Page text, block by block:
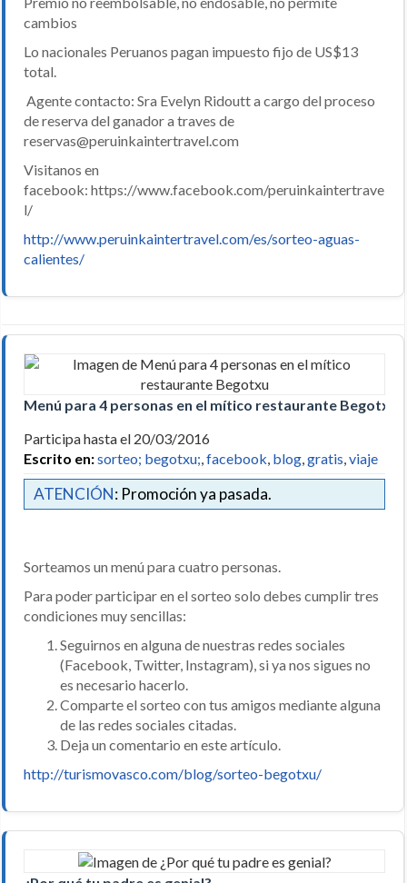
cambios
Lo nacionales Peruanos pagan impuesto fijo de US$13
total.
Agente contacto: Sra Evelyn Ridoutt a cargo del proceso
de reserva del ganador a traves de
reservas@peruinkaintertravel.com
Visitanos en
facebook: https://www.facebook.com/peruinkaintertrave
l/
http://www.peruinkaintertravel.com/es/sorteo-aguas-
calientes/
Menú para 4 personas en el mítico restaurante Begotxu
Participa hasta el 20/03/2016
Escrito en:sorteo; begotxu; facebook blog gratis viaje
ATENCIÓN: Promoción ya pasada.
Sorteamos un menú para cuatro personas.
Para poder participar en el sorteo solo debes cumplir tres
condiciones muy sencillas:
Seguirnos en alguna de nuestras redes sociales
(Facebook, Twitter, Instagram), si ya nos sigues no
es necesario hacerlo.
Comparte el sorteo con tus amigos mediante alguna
de las redes sociales citadas.
Deja un comentario en este artículo.
http://turismovasco.com/blog/sorteo-begotxu/